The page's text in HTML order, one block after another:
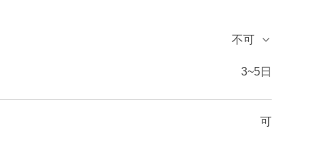
不可
3~5日
可